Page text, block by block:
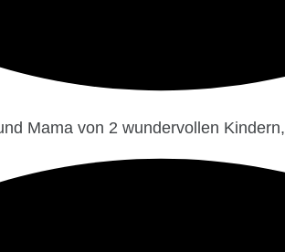
Mama von 2 wundervollen Kindern,